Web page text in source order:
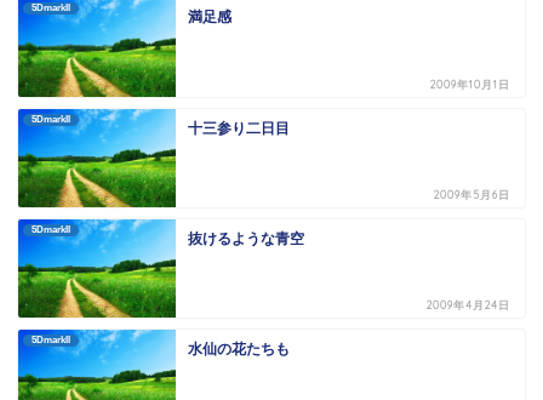
5DmarkII
満足感
2009年10月1日
5DmarkII
十三参り二日目
2009年5月6日
5DmarkII
抜けるような青空
2009年4月24日
5DmarkII
水仙の花たちも